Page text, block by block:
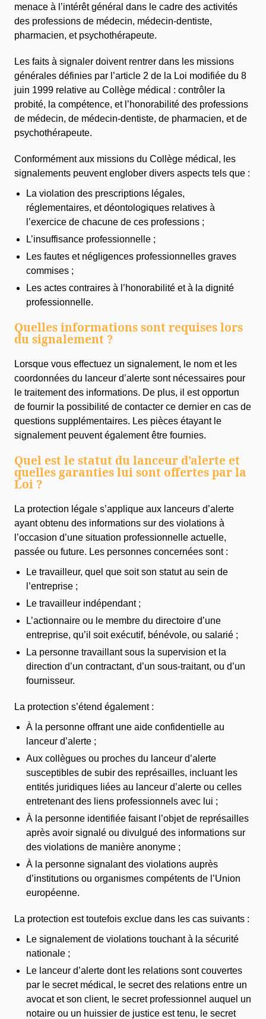
menace à l’intérêt général dans le cadre des activités
des professions de médecin, médecin-dentiste,
pharmacien, et psychothérapeute.
Les faits à signaler doivent rentrer dans les missions
générales définies par l’article 2 de la Loi modifiée du 8
juin 1999 relative au Collège médical : contrôler la
probité, la compétence, et l’honorabilité des professions
de médecin, de médecin-dentiste, de pharmacien, et de
psychothérapeute.
Conformément aux missions du Collège médical, les
signalements peuvent englober divers aspects tels que :
La violation des prescriptions légales,
réglementaires, et déontologiques relatives à
l’exercice de chacune de ces professions ;
L’insuffisance professionnelle ;
Les fautes et négligences professionnelles graves
commises ;
Les actes contraires à l’honorabilité et à la dignité
professionnelle.
Quelles informations sont requises lors
du signalement ?
Lorsque vous effectuez un signalement, le nom et les
coordonnées du lanceur d’alerte sont nécessaires pour
le traitement des informations. De plus, il est opportun
de fournir la possibilité de contacter ce dernier en cas de
questions supplémentaires. Les pièces étayant le
signalement peuvent également être fournies.
Quel est le statut du lanceur d’alerte et
quelles garanties lui sont offertes par la
Loi ?
La protection légale s’applique aux lanceurs d’alerte
ayant obtenu des informations sur des violations à
l’occasion d’une situation professionnelle actuelle,
passée ou future. Les personnes concernées sont :
Le travailleur, quel que soit son statut au sein de
l’entreprise ;
Le travailleur indépendant ;
L’actionnaire ou le membre du directoire d’une
entreprise, qu’il soit exécutif, bénévole, ou salarié ;
La personne travaillant sous la supervision et la
direction d’un contractant, d’un sous-traitant, ou d’un
fournisseur.
La protection s’étend également :
À la personne offrant une aide confidentielle au
lanceur d’alerte ;
Aux collègues ou proches du lanceur d’alerte
susceptibles de subir des représailles, incluant les
entités juridiques liées au lanceur d’alerte ou celles
entretenant des liens professionnels avec lui ;
À la personne identifiée faisant l’objet de représailles
après avoir signalé ou divulgué des informations sur
des violations de manière anonyme ;
À la personne signalant des violations auprès
d’institutions ou organismes compétents de l’Union
européenne.
La protection est toutefois exclue dans les cas suivants :
Le signalement de violations touchant à la sécurité
nationale ;
Le lanceur d’alerte dont les relations sont couvertes
par le secret médical, le secret des relations entre un
avocat et son client, le secret professionnel auquel un
notaire ou un huissier de justice est tenu, le secret